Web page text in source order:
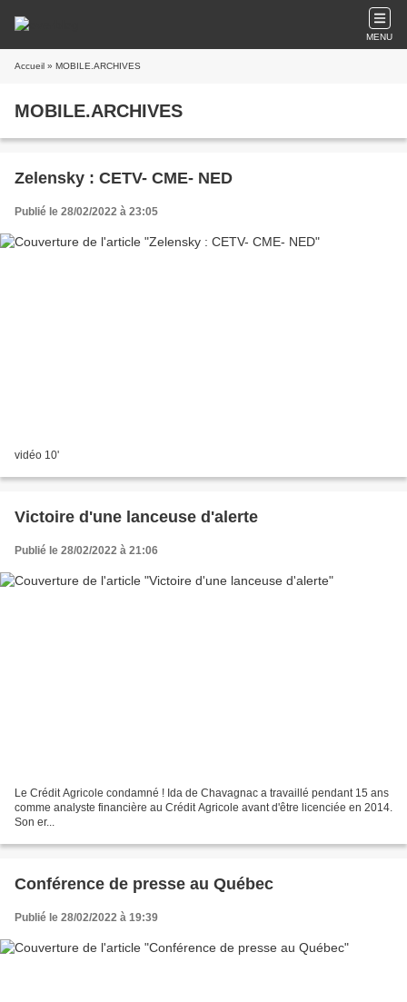
MENU
Accueil » MOBILE.ARCHIVES
MOBILE.ARCHIVES
Zelensky : CETV- CME- NED
Publié le 28/02/2022 à 23:05
vidéo 10'
Victoire d'une lanceuse d'alerte
Publié le 28/02/2022 à 21:06
Le Crédit Agricole condamné ! Ida de Chavagnac a travaillé pendant 15 ans
comme analyste financière au Crédit Agricole avant d'être licenciée en 2014.
Son er...
Conférence de presse au Québec
Publié le 28/02/2022 à 19:39